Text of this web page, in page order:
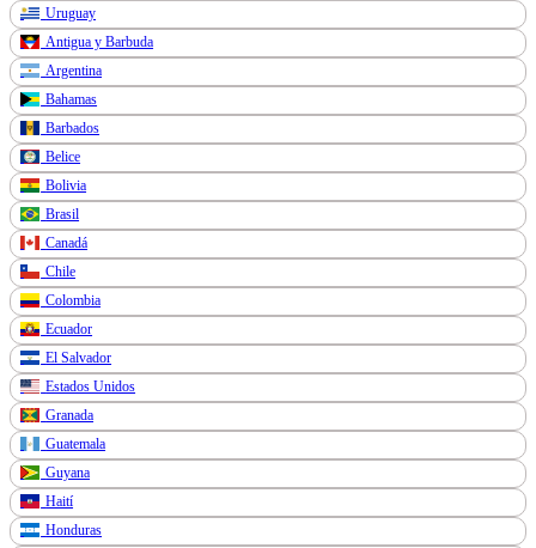
Uruguay
Antigua y Barbuda
Argentina
Bahamas
Barbados
Belice
Bolivia
Brasil
Canadá
Chile
Colombia
Ecuador
El Salvador
Estados Unidos
Granada
Guatemala
Guyana
Haití
Honduras